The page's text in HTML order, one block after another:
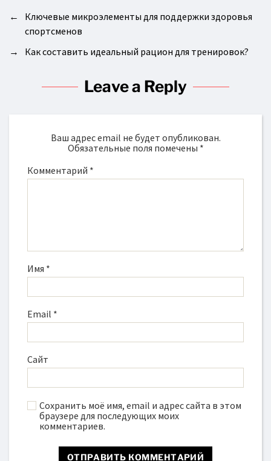
←
Ключевые микроэлементы для поддержки здоровья
спортсменов
→
Как составить идеальный рацион для тренировок?
Leave a Reply
Ваш адрес email не будет опубликован.
Обязательные поля помечены *
Комментарий *
Имя *
Email *
Сайт
Сохранить моё имя, email и адрес сайта в этом
браузере для последующих моих
комментариев.